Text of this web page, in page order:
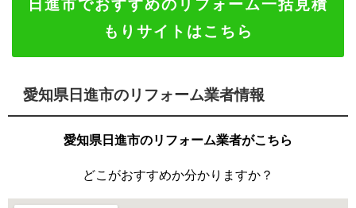
日進市でおすすめのリフォーム一括見積
もりサイトはこちら
愛知県日進市のリフォーム業者情報
愛知県日進市のリフォーム業者がこちら
どこがおすすめか分かりますか？